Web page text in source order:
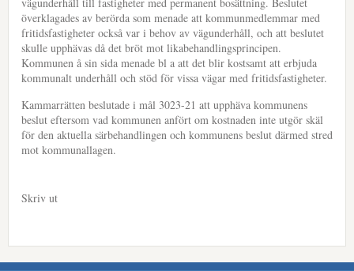
överklagades av berörda som menade att kommunmedlemmar med
fritidsfastigheter också var i behov av vägunderhåll, och att beslutet
skulle upphävas då det bröt mot likabehandlingsprincipen.
Kommunen å sin sida menade bl a att det blir kostsamt att erbjuda
kommunalt underhåll och stöd för vissa vägar med fritidsfastigheter.
Kammarrätten beslutade i mål 3023-21 att upphäva kommunens
beslut eftersom vad kommunen anfört om kostnaden inte utgör skäl
för den aktuella särbehandlingen och kommunens beslut därmed stred
mot kommunallagen.
Skriv ut